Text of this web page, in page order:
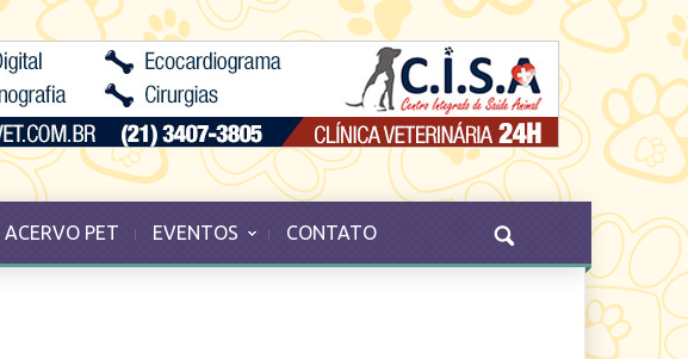
ACERVO PET EVENTOS CONTATO